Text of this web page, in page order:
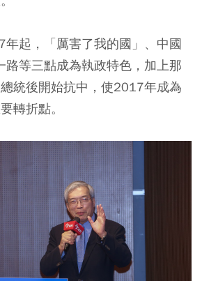
起，「厲害了我的國」、中國
等三點成為執政特色，加上那
統後開始抗中，使2017年成為
轉折點。